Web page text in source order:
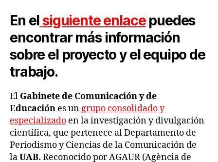
En elsiguiente enlace puedes
encontrarmás información
sobre el proyectoy el equipo de
trabajo.
El Gabinete de Comunicación y de
Educación es un grupo consolidado y
especializado en la investigación y divulgación
científica, que pertenece al Departamento de
Periodismo y Ciencias de la Comunicación de
laUAB. Reconocido por AGAUR (Agència de